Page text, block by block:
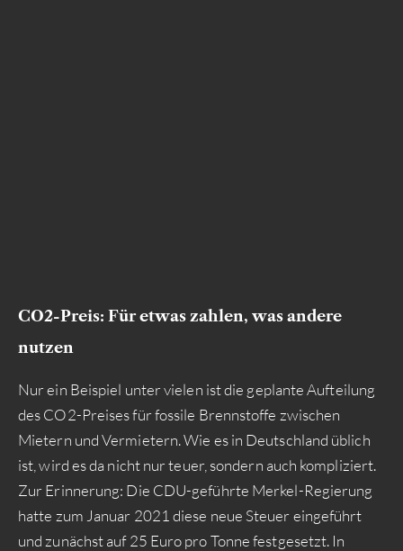
CO2-Preis: Für etwas zahlen, was andere
nutzen
Nur ein Beispiel unter vielen ist die geplante Aufteilung
des CO2-Preises für fossile Brennstoffe zwischen
Mietern und Vermietern. Wie es in Deutschland üblich
ist, wird es da nicht nur teuer, sondern auch kompliziert.
Zur Erinnerung: Die CDU-geführte Merkel-Regierung
hatte zum Januar 2021 diese neue Steuer eingeführt
und zunächst auf 25 Euro pro Tonne festgesetzt. In